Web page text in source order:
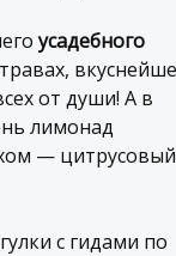
усадебного
от души! А в
лимонад
—
с гидами по